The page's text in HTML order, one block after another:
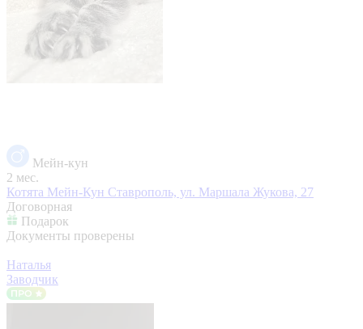
Мейн-кун
2 мес.
Котята Мейн-Кун Ставрополь, ул. Маршала Жукова, 27
Договорная
Подарок
Документы проверены
Наталья
Заводчик